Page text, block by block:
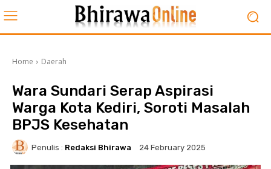
Home Daerah
Wara Sundari Serap Aspirasi
Warga Kota Kediri, Soroti Masalah
BPJS Kesehatan
Penulis : Redaksi Bhirawa 24 February 2025